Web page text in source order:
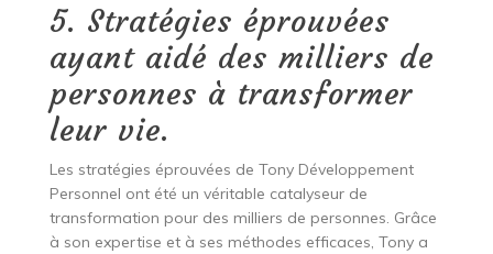
5. Stratégies éprouvées
ayant aidé des milliers de
personnes à transformer
leur vie.
Les stratégies éprouvées de Tony Développement
Personnel ont été un véritable catalyseur de
transformation pour des milliers de personnes. Grâce
à son expertise et à ses méthodes efficaces, Tony a